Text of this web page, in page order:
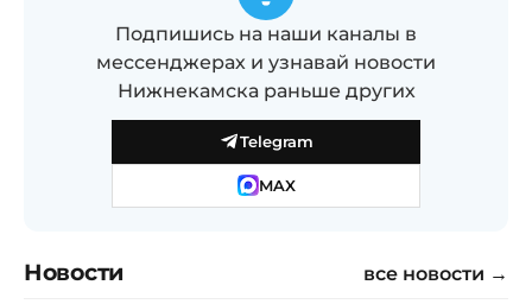
Подпишись на наши каналы в
мессенджерах и узнавай новости
Нижнекамска раньше других
Telegram
MAX
Новости все новости →